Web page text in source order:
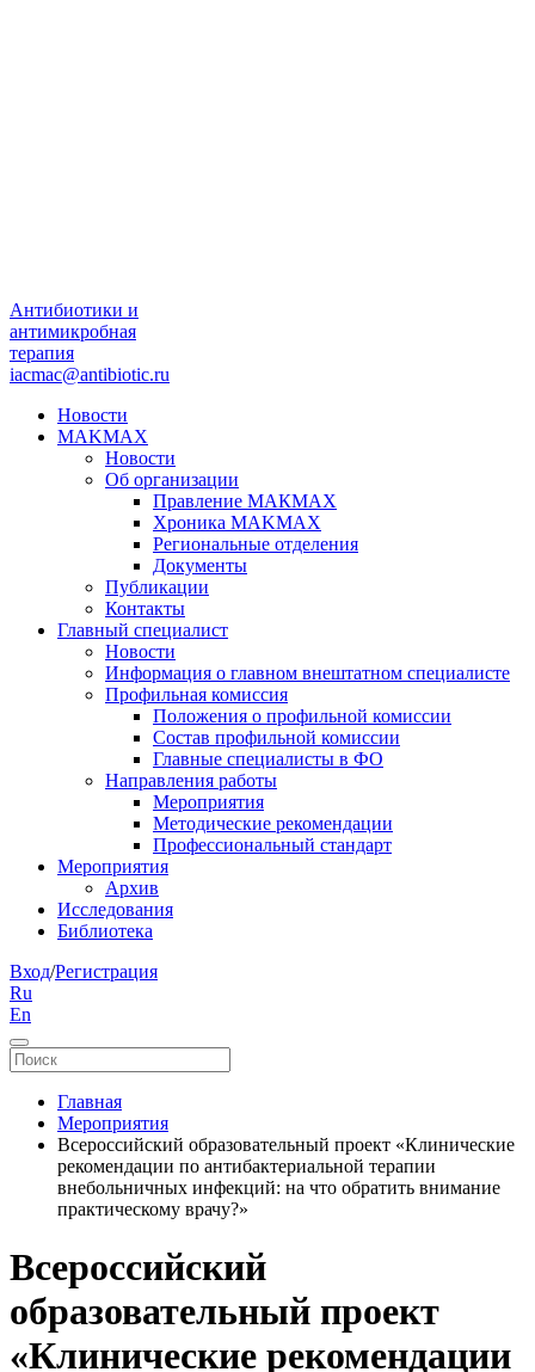
Антибиотики и
антимикробная
терапия
iacmac@antibiotic.ru
Новости
MAKMAX
Новости
Об организации
Правление МАКМАХ
Хроника MAKMAX
Региональные отделения
Документы
Публикации
Контакты
Главный специалист
Новости
Информация о главном внештатном специалисте
Профильная комиссия
Положения о профильной комиссии
Состав профильной комиссии
Главные специалисты в ФО
Направления работы
Мероприятия
Методические рекомендации
Профессиональный стандарт
Мероприятия
Архив
Исследования
Библиотека
Вход/Регистрация
Ru
En
Главная
Мероприятия
Всероссийский образовательный проект «Клинические
рекомендации по антибактериальной терапии
внебольничных инфекций: на что обратить внимание
практическому врачу?»
Всероссийский
образовательный проект
«Клинические рекомендации